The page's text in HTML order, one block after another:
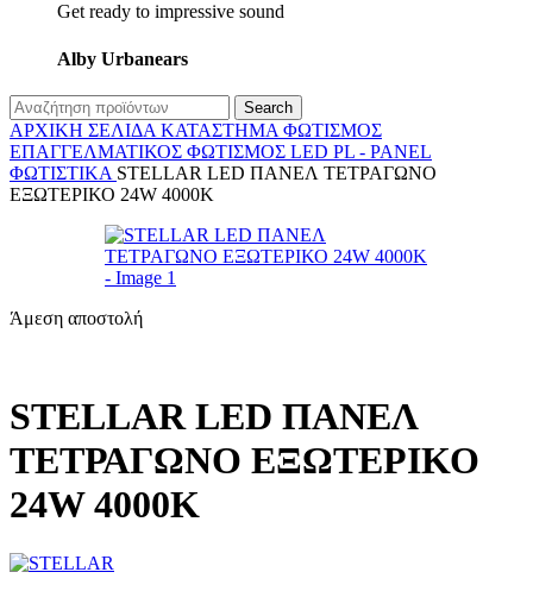
Get ready to impressive sound
Alby Urbanears
Search
ΑΡΧΙΚΉ ΣΕΛΊΔΑ ΚΑΤΆΣΤΗΜΑ ΦΩΤΙΣΜΌΣ
ΕΠΑΓΓΕΛΜΑΤΙΚΟΣ ΦΩΤΙΣΜΌΣ LED PL - PANEL
ΦΩΤΙΣΤΙΚΆ STELLAR LED ΠΑΝΕΛ ΤΕΤΡΑΓΩΝΟ
ΕΞΩΤΕΡΙΚΟ 24W 4000K
Άμεση αποστολή
STELLAR LED ΠΑΝΕΛ
ΤΕΤΡΑΓΩΝΟ ΕΞΩΤΕΡΙΚΟ
24W 4000K